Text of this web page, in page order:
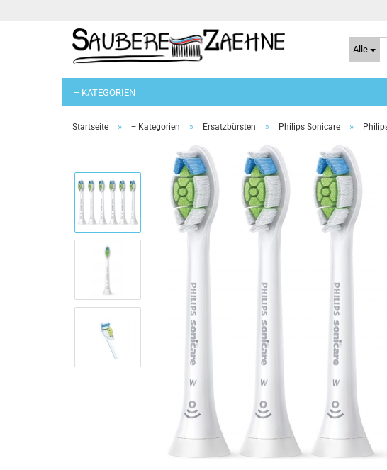
Alle
≡ KATEGORIEN
Startseite » ≡ Kategorien » Ersatzbürsten » Philips Sonicare »